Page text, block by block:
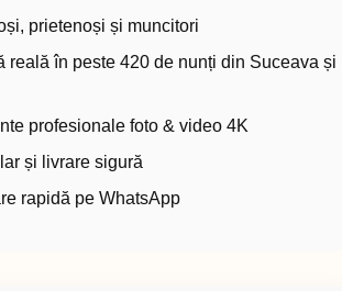
prietenoși și muncitori
reală în peste 420 de nunți din Suceava și
profesionale foto & video 4K
și livrare sigură
rapidă pe WhatsApp